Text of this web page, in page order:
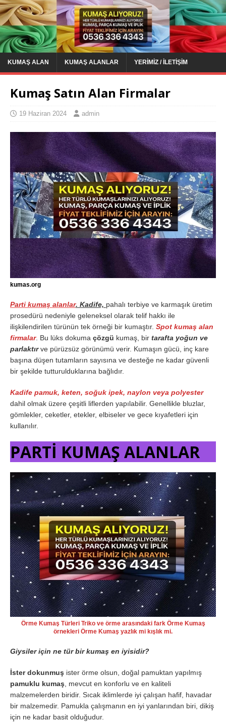
KUMAŞ ALAN KUMAŞ ALANLAR YERIMIZ / İLETIŞIM
Kumaş Satın Alan Firmalar
19 Haziran 2024 admin
kumas.org
Parti kumaş alanlar. Kadife, pahalı terbiye ve karmaşık üretim
prosedürü nedeniyle geleneksel olarak telif hakkı ile
ilişkilendirilen türünün tek örneği bir kumaştır. Spot kumaş alan
firmalar. Bu lüks dokuma çözgü kumaş, bir tarafta yoğun ve
parlaktırve pürüzsüz görünümü verir. Kumaşın gücü, inç kare
başına düşen tutamların sayısına ve desteğe ne kadar güvenli
bir şekilde tutturulduklarına bağlıdır.
Kadife pamuk, keten, soğuk ipek, naylon veya polyester
dahil olmak üzere çeşitli liflerden yapılabilir. Genellikle bluzlar,
gömlekler, ceketler, etekler, elbiseler ve gece kıyafetleri için
kullanılır.
PARTİ KUMAŞ ALANLAR
Örme Kumaş Türleri Triko ve örme arasındaki fark Örme Kumaş
örnekleri Örme Kumaş yazlık mi kışlık mi.
Giysiler için ne tür bir kumaş en iyisidir?
İster dokunmuş ister örme olsun, doğal pamuktan yapılmış
pamuklu kumaş, mevcut en konforlu ve en kaliteli
malzemelerden biridir. Sıcak iklimlerde iyi çalışan hafif, havadar
bir malzemedir. Pamukla çalışmanın en iyi yanlarından biri, dikiş
için ne kadar basit olduğudur.